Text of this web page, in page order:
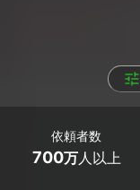
依頼者数
700万人以上